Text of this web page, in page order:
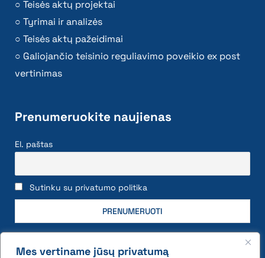
Mes vertiname jūsų privatumą
Teisės aktų projektai
Tyrimai ir analizės
Teisės aktų pažeidimai
Galiojančio teisinio reguliavimo poveikio ex post
vertinimas
Prenumeruokite naujienas
El. paštas
Sutinku su privatumo politika